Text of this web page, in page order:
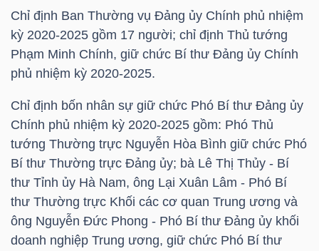
Chỉ định Ban Thường vụ Đảng ủy Chính phủ nhiệm
kỳ 2020-2025 gồm 17 người; chỉ định Thủ tướng
Phạm Minh Chính, giữ chức Bí thư Đảng ủy Chính
phủ nhiệm kỳ 2020-2025.
Chỉ định bốn nhân sự giữ chức Phó Bí thư Đảng ủy
Chính phủ nhiệm kỳ 2020-2025 gồm: Phó Thủ
tướng Thường trực Nguyễn Hòa Bình giữ chức Phó
Bí thư Thường trực Đảng ủy; bà Lê Thị Thủy - Bí
thư Tỉnh ủy Hà Nam, ông Lại Xuân Lâm - Phó Bí
thư Thường trực Khối các cơ quan Trung ương và
ông Nguyễn Đức Phong - Phó Bí thư Đảng ủy khối
doanh nghiệp Trung ương, giữ chức Phó Bí thư
CỤ
ĐẦU
TRUY
XUẤT
DỮ
LIỆU
Ngành
(-)